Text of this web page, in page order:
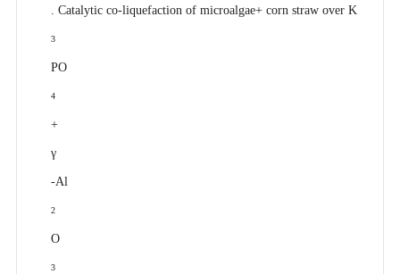
. Catalytic co-liquefaction of microalgae+ corn straw over K
3
PO
4
+
γ
-Al
2
O
3